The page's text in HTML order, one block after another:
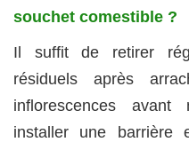
souchet comestible ?
Il suffit de retirer
résiduels après
inflorescences
installer une barrière